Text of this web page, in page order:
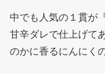
中でも人気の１貫が
甘辛ダレで仕上げて
のかに香るにんにく